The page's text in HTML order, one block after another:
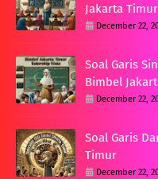
Jakarta Timur
December 22,
Soal Garis
Bimbel
December 22,
Soal Garis
Timur
December 22,